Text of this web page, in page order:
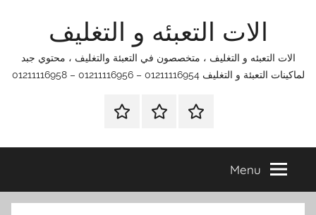
الات التعبئه و التغليف
الات التعبئه و التغليف ، متخصصون في التعبئة والتغليف ، محتوي جبد
لماكينات التعبئة و التغليف 01211116954 – 01211116956 – 01211116958
الرئيسيةاتصل
اتـصـل
في
التي
Menu